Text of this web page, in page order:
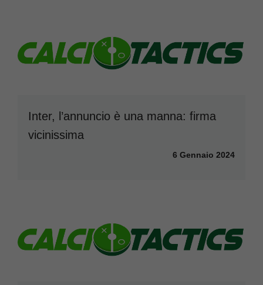
Inter, l’annuncio è una manna: firma
vicinissima
6 Gennaio 2024